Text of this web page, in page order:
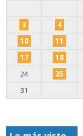
3
4
10
11
17
18
24
25
31